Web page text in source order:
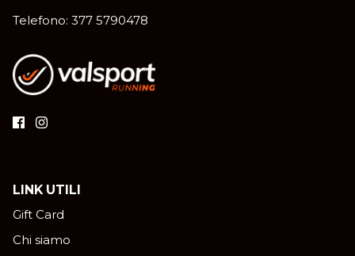
Telefono: 377 5790478
LINK UTILI
Gift Card
Chi siamo